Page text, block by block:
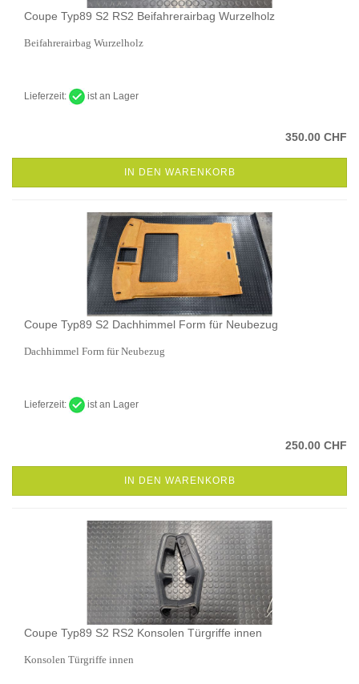
Coupe Typ89 S2 RS2 Beifahrerairbag Wurzelholz
Beifahrerairbag Wurzelholz
Lieferzeit: ist an Lager
350.00 CHF
IN DEN WARENKORB
Coupe Typ89 S2 Dachhimmel Form für Neubezug
Dachhimmel Form für Neubezug
Lieferzeit: ist an Lager
250.00 CHF
IN DEN WARENKORB
Coupe Typ89 S2 RS2 Konsolen Türgriffe innen
Konsolen Türgriffe innen